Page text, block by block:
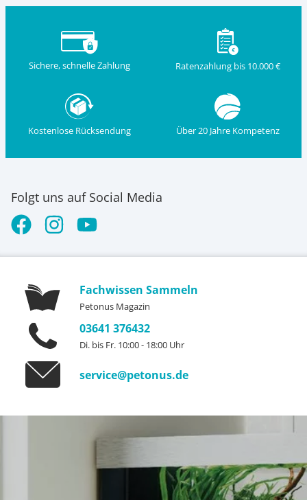
Sichere, schnelle Zahlung Ratenzahlung bis 10.000 €
Kostenlose Rücksendung Über 20 Jahre Kompetenz
Folgt uns auf Social Media
Fachwissen Sammeln
Petonus Magazin
03641 376432
Di. bis Fr. 10:00 - 18:00 Uhr
service@petonus.de